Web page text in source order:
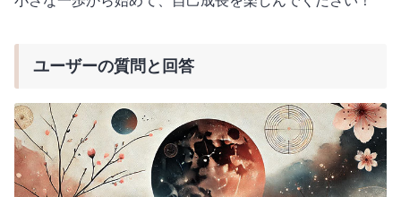
ユーザーの質問と回答